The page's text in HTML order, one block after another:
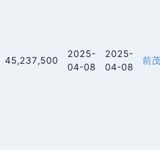
45,237,500
2025-
04-08
2025-
04-08
前